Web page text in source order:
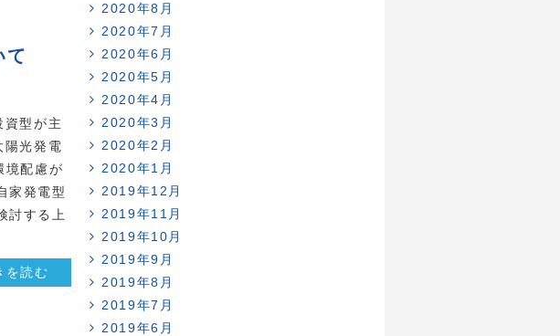
て
型が主
陽光発電
境配慮が
家発電型
討する上
を読む
2020年8月
2020年7月
2020年6月
2020年5月
2020年4月
2020年3月
2020年2月
2020年1月
2019年12月
2019年11月
2019年10月
2019年9月
2019年8月
2019年7月
2019年6月